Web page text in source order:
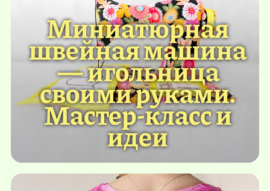
Миниатюрная
швейная машина
— игольница
своими руками.
Мастер-класс и
идеи